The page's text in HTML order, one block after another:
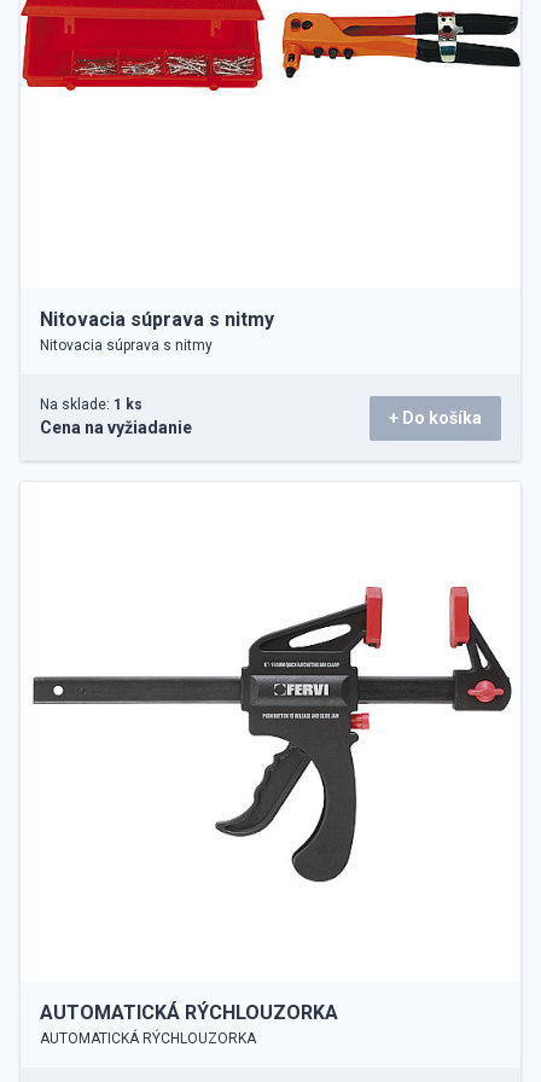
Nitovacia súprava s nitmy
Nitovacia súprava s nitmy
Na sklade: 1 ks
Cena na vyžiadanie + Do košíka
AUTOMATICKÁ RÝCHLOUZORKA
AUTOMATICKÁ RÝCHLOUZORKA